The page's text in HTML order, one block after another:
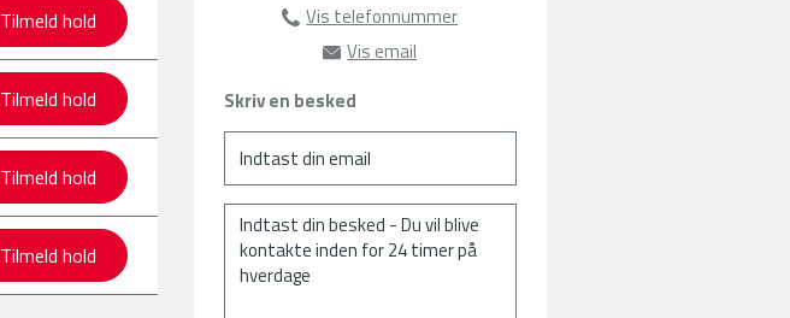
Tilmeld hold
Tilmeld hold
Tilmeld hold
Tilmeld hold
Vis telefonnummer
63135105
Vis emaileh@amu-fyn.dk
Skriv en besked